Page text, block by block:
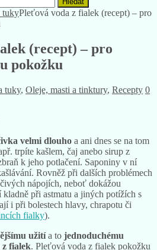
tukyPleťová voda z fialek (recept) – pro
(recept) – pro
pokožku
tuky, Oleje, masti a tinktury, Recepty 0
velmi dlouho a ani dnes se na tom
trpíte kašlem, čaj anebo sirup z
k jeho potlačení. Saponiny v ní
Rovněž při dalších problémech
nápojích, neboť dokážou
při astmatu a jiných potížích s
i při bolestech hlavy, chrapotu či
fialky).
užitía to jednoduchému
z fialek. Pleťová voda z fialek pokožku